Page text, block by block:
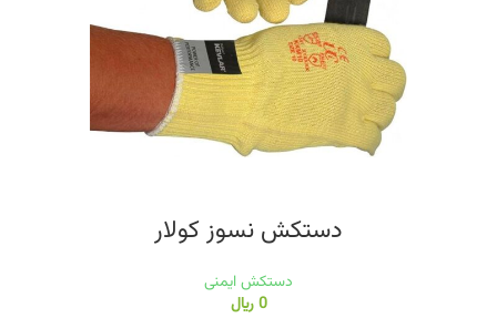
دستکش نسوز کولار
دستکش ایمنی
0 ﷼